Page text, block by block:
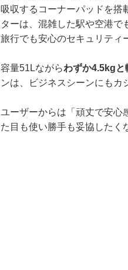
吸収するコーナーパッドを搭
ターは、混雑した駅や空港で
旅行でも安心のセキュリティ
容量51Lながらわずか4.5kgと
ンは、ビジネスシーンにもカ
ユーザーからは「頑丈で安心
た目も使い勝手も妥協したく